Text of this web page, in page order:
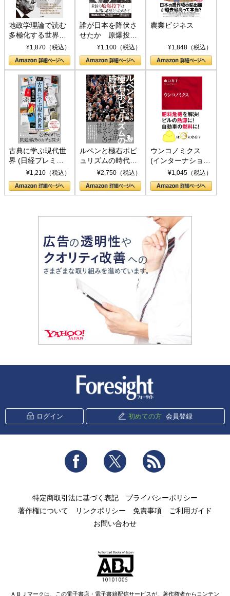
地政学理論で読む
多極化する世界：
トランプとBRICS
の挑戦
¥1,870（税込）
誰が日本を降伏さ
せたか 原爆投
下、ソ連参戦、そ
して聖断 (PHP新
書)
¥1,100（税込）
農業ビジネス
¥1,848（税込）
古典に学ぶ現代世
界 (日経プレミア
シリーズ)¥1,210（税込）
ルペンと極右ポピ
ュリズムの時代：
〈ヤヌス〉の二つ
の顔
¥2,750（税込）
ウンコノミクス
(インターナショナ
ル新書)¥1,045（税込）
ログイン 初めての方 会員登録
Facebook Twitter
特定商取引法に基づく表記
プライバシーポリシー
著作権について
リンクポリシー 免責事項
ご利用ガイド
お問い合わせ
ＡＢＪマークは、この電子書店・電子書籍配信サービスが、著作権者からコンテン